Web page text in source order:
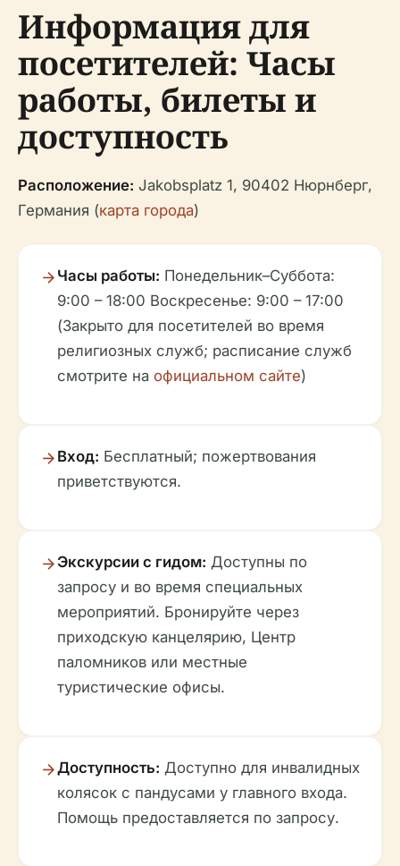
Информация для
посетителей: Часы
работы, билеты и
доступность
Расположение: Jakobsplatz 1, 90402 Нюрнберг,
Германия (карта города)
Часы работы: Понедельник–Суббота:
9:00 – 18:00 Воскресенье: 9:00 – 17:00
(Закрыто для посетителей во время
религиозных служб; расписание служб
смотрите на официальном сайте)
Вход: Бесплатный; пожертвования
приветствуются.
Экскурсии с гидом: Доступны по
запросу и во время специальных
мероприятий. Бронируйте через
приходскую канцелярию, Центр
паломников или местные
туристические офисы.
Доступность: Доступно для инвалидных
колясок с пандусами у главного входа.
Помощь предоставляется по запросу.